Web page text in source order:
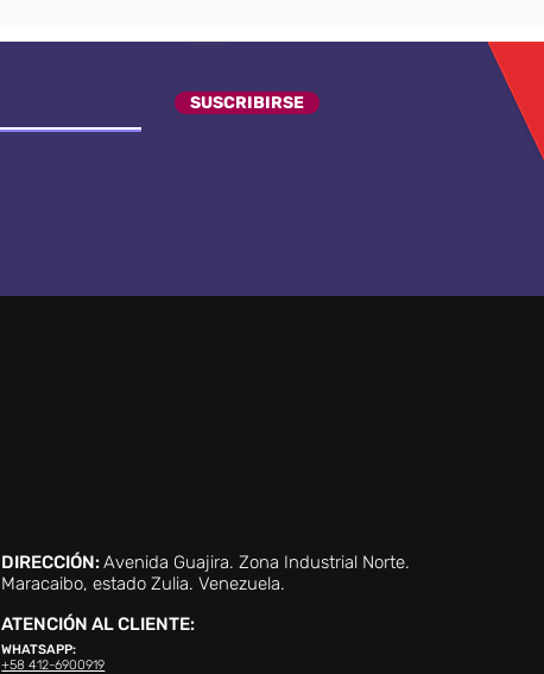
SUSCRIBIRSE
DIRECCIÓN:Avenida Guajira. Zona Industrial Norte.
Maracaibo, estado Zulia. Venezuela.
ATENCIÓN AL CLIENTE:
WHATSAPP:
+58 412-6900919